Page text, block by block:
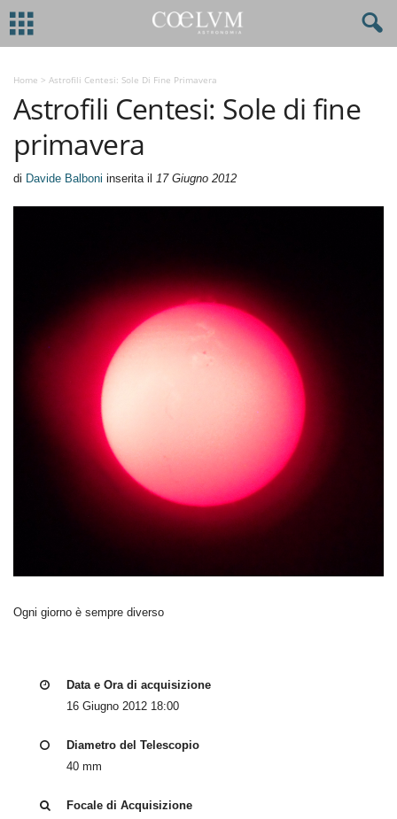
Home > Astrofili Centesi: Sole Di Fine Primavera
Astrofili Centesi: Sole di fine
primavera
di Davide Balboni inserita il 17 Giugno 2012
Ogni giorno è sempre diverso
Data e Ora di acquisizione
16 Giugno 2012 18:00
Diametro del Telescopio
40 mm
Focale di Acquisizione